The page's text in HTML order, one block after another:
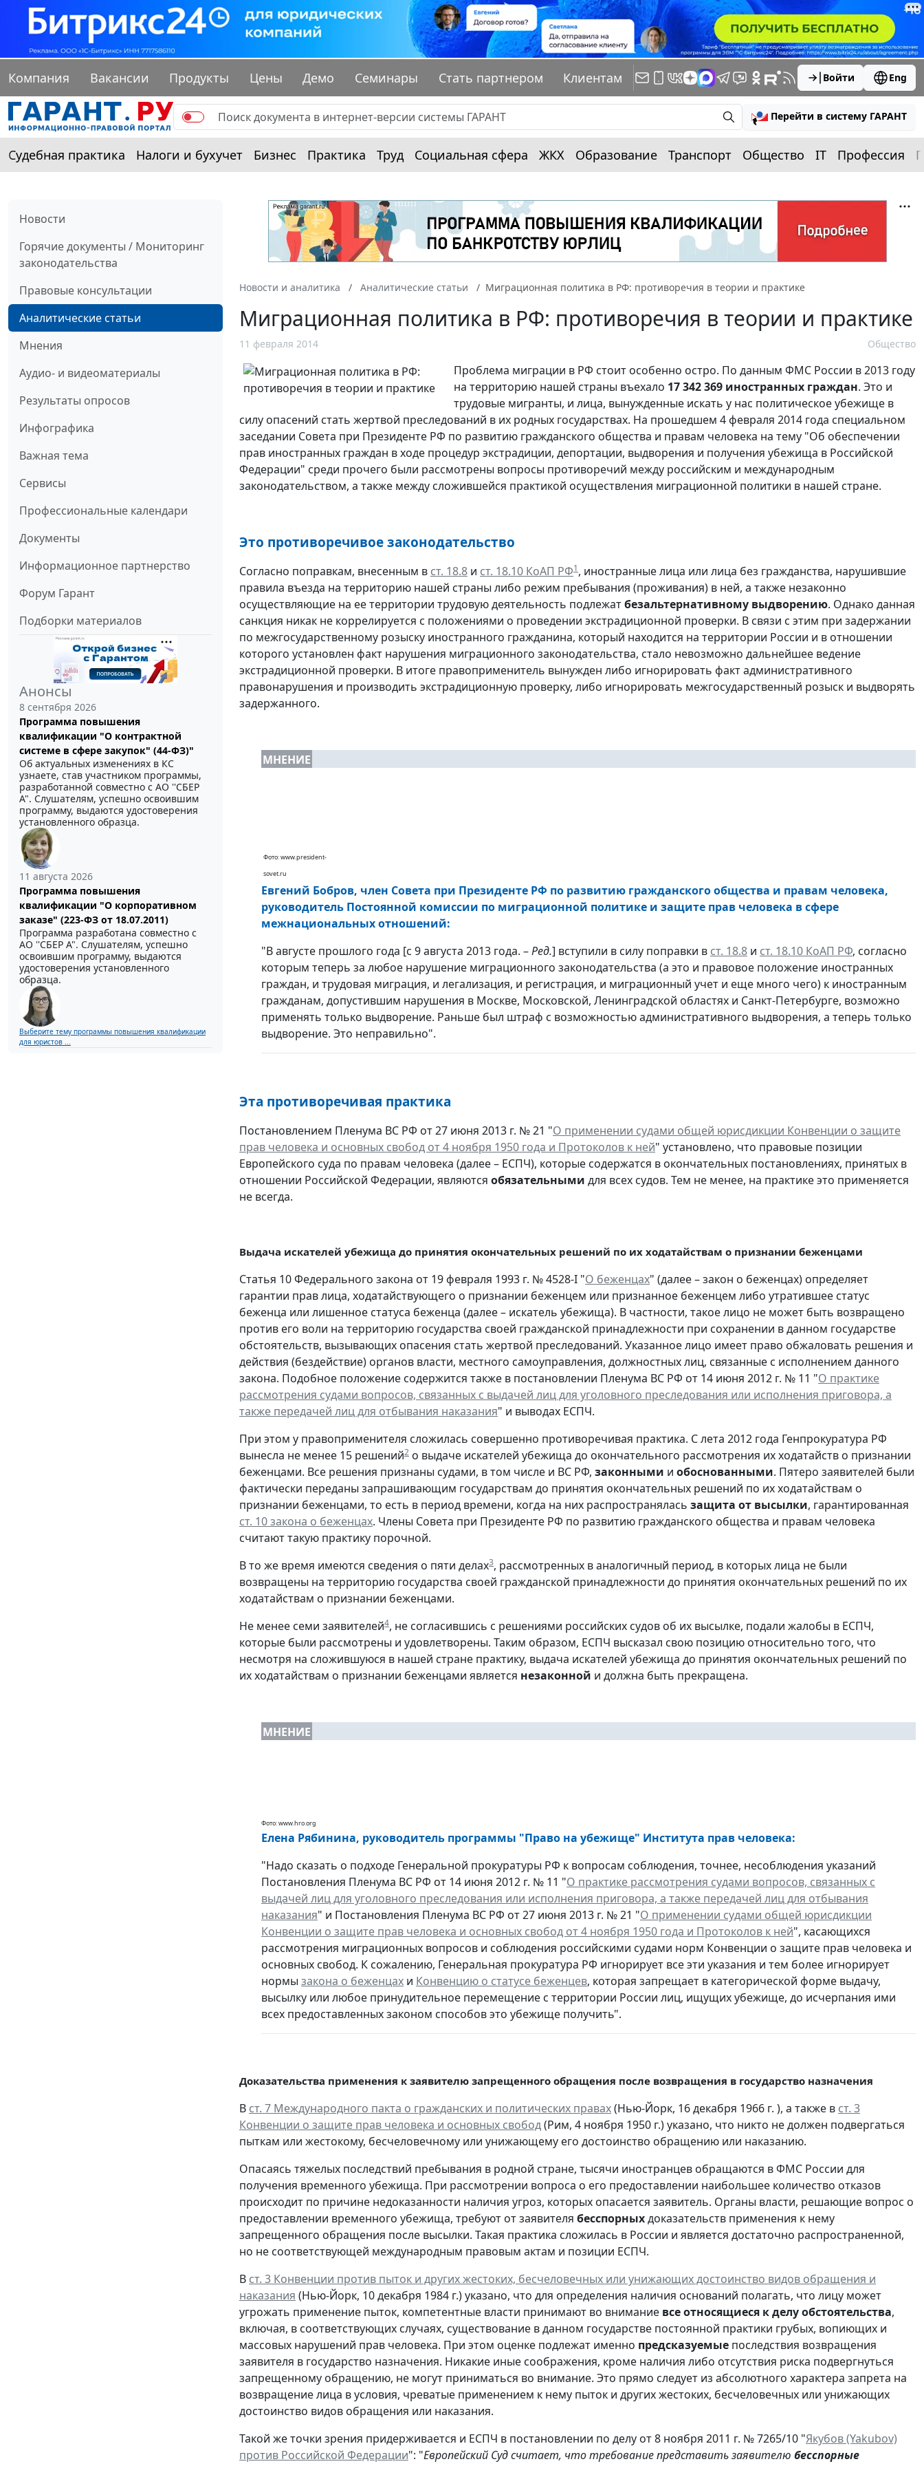
Компания Вакансии Продукты Цены Демо Семинары Стать партнером Клиентам Войти Eng
Перейти в систему ГАРАНТ
Судебная практика Налоги и бухучет Бизнес Практика Труд Социальная сфера ЖКХ Образование Транспорт Общество IT Профессия
Новости
Горячие документы / Мониторинг
законодательства
Правовые консультации
Аналитические статьи
Мнения
Аудио- и видеоматериалы
Результаты опросов
Инфографика
Важная тема
Сервисы
Профессиональные календари
Документы
Информационное партнерство
Форум Гарант
Подборки материалов
Анонсы
8 сентября 2026
Программа повышения
квалификации "О контрактной
системе в сфере закупок" (44-ФЗ)"
Об актуальных изменениях в КС
узнаете, став участником программы,
разработанной совместно с АО ''СБЕР
А". Слушателям, успешно освоившим
программу, выдаются удостоверения
установленного образца.
11 августа 2026
Программа повышения
квалификации "О корпоративном
заказе" (223-ФЗ от 18.07.2011)
Программа разработана совместно с
АО ''СБЕР А". Слушателям, успешно
освоившим программу, выдаются
удостоверения установленного
образца.
Выберите тему программы повышения квалификации
для юристов ...
Новости и аналитика Аналитические статьи Миграционная политика в РФ: противоречия в теории и практике
Миграционная политика в РФ: противоречия в теории и практике
11 февраля 2014 Общество
Проблема миграции в РФ стоит особенно остро. По данным ФМС России в 2013 году
на территорию нашей страны въехало 17 342 369 иностранных граждан. Это и
трудовые мигранты, и лица, вынужденные искать у нас политическое убежище в
силу опасений стать жертвой преследований в их родных государствах. На прошедшем 4 февраля 2014 года специальном
заседании Совета при Президенте РФ по развитию гражданского общества и правам человека на тему "Об обеспечении
прав иностранных граждан в ходе процедур экстрадиции, депортации, выдворения и получения убежища в Российской
Федерации" среди прочего были рассмотрены вопросы противоречий между российским и международным
законодательством, а также между сложившейся практикой осуществления миграционной политики в нашей стране.
Это противоречивое законодательство
Согласно поправкам, внесенным в ст. 18.8 и ст. 18.10 КоАП РФ1, иностранные лица или лица без гражданства, нарушившие
правила въезда на территорию нашей страны либо режим пребывания (проживания) в ней, а также незаконно
осуществляющие на ее территории трудовую деятельность подлежатбезальтернативному выдворению. Однако данная
санкция никак не коррелируется с положениями о проведении экстрадиционной проверки. В связи с этим при задержании
по межгосударственному розыску иностранного гражданина, который находится на территории России и в отношении
которого установлен факт нарушения миграционного законодательства, стало невозможно дальнейшее ведение
экстрадиционной проверки. В итоге правоприменитель вынужден либо игнорировать факт административного
правонарушения и производить экстрадиционную проверку, либо игнорировать межгосударственный розыск и выдворять
задержанного.
МНЕНИЕ
Фото: www.president-
sovet.ru
Евгений Бобров, член Совета при Президенте РФ по развитию гражданского общества и правам человека,
руководитель Постоянной комиссии по миграционной политике и защите прав человека в сфере
межнациональных отношений:
"В августе прошлого года [с 9 августа 2013 года. –Ред.] вступили в силу поправки в ст. 18.8 и ст. 18.10 КоАП РФ, согласно
которым теперь за любое нарушение миграционного законодательства (а это и правовое положение иностранных
граждан, и трудовая миграция, и легализация, и регистрация, и миграционный учет и еще много чего) к иностранным
гражданам, допустившим нарушения в Москве, Московской, Ленинградской областях и Санкт-Петербурге, возможно
применять только выдворение. Раньше был штраф с возможностью административного выдворения, а теперь только
выдворение. Это неправильно".
Эта противоречивая практика
Постановлением Пленума ВС РФ от 27 июня 2013 г. № 21 "О применении судами общей юрисдикции Конвенции о защите
прав человека и основных свобод от 4 ноября 1950 года и Протоколов к ней" установлено, что правовые позиции
Европейского суда по правам человека (далее – ЕСПЧ), которые содержатся в окончательных постановлениях, принятых в
отношении Российской Федерации, являются обязательными для всех судов. Тем не менее, на практике это применяется
не всегда.
Выдача искателей убежища до принятия окончательных решений по их ходатайствам о признании беженцами
Статья 10 Федерального закона от 19 февраля 1993 г. № 4528-I "О беженцах" (далее – закон о беженцах) определяет
гарантии прав лица, ходатайствующего о признании беженцем или признанное беженцем либо утратившее статус
беженца или лишенное статуса беженца (далее – искатель убежища). В частности, такое лицо не может быть возвращено
против его воли на территорию государства своей гражданской принадлежности при сохранении в данном государстве
обстоятельств, вызывающих опасения стать жертвой преследований. Указанное лицо имеет право обжаловать решения и
действия (бездействие) органов власти, местного самоуправления, должностных лиц, связанные с исполнением данного
закона. Подобное положение содержится также в постановлении Пленума ВС РФ от 14 июня 2012 г. № 11 "О практике
рассмотрения судами вопросов, связанных с выдачей лиц для уголовного преследования или исполнения приговора, а
также передачей лиц для отбывания наказания" и выводах ЕСПЧ.
При этом у правоприменителя сложилась совершенно противоречивая практика. С лета 2012 года Генпрокуратура РФ
вынесла не менее 15 решений2 о выдаче искателей убежища до окончательного рассмотрения их ходатайств о признании
беженцами. Все решения признаны судами, в том числе и ВС РФ, законными и обоснованными. Пятеро заявителей были
фактически переданы запрашивающим государствам до принятия окончательных решений по их ходатайствам о
признании беженцами, то есть в период времени, когда на них распространялась защита от высылки, гарантированная
ст. 10 закона о беженцах. Члены Совета при Президенте РФ по развитию гражданского общества и правам человека
считают такую практику порочной.
В то же время имеются сведения о пяти делах3, рассмотренных в аналогичный период, в которых лица не были
возвращены на территорию государства своей гражданской принадлежности до принятия окончательных решений по их
ходатайствам о признании беженцами.
Не менее семи заявителей4, не согласившись с решениями российских судов об их высылке, подали жалобы в ЕСПЧ,
которые были рассмотрены и удовлетворены. Таким образом, ЕСПЧ высказал свою позицию относительно того, что
несмотря на сложившуюся в нашей стране практику, выдача искателей убежища до принятия окончательных решений по
их ходатайствам о признании беженцами является незаконной и должна быть прекращена.
МНЕНИЕ
Фото: www.hro.org
Елена Рябинина, руководитель программы "Право на убежище" Института прав человека:
"Надо сказать о подходе Генеральной прокуратуры РФ к вопросам соблюдения, точнее, несоблюдения указаний
Постановления Пленума ВС РФ от 14 июня 2012 г. № 11 "О практике рассмотрения судами вопросов, связанных с
выдачей лиц для уголовного преследования или исполнения приговора, а также передачей лиц для отбывания
наказания" и Постановления Пленума ВС РФ от 27 июня 2013 г. № 21 "О применении судами общей юрисдикции
Конвенции о защите прав человека и основных свобод от 4 ноября 1950 года и Протоколов к ней", касающихся
рассмотрения миграционных вопросов и соблюдения российскими судами норм Конвенции о защите прав человека и
основных свобод. К сожалению, Генеральная прокуратура РФ игнорирует все эти указания и тем более игнорирует
нормы закона о беженцах и Конвенцию о статусе беженцев, которая запрещает в категорической форме выдачу,
высылку или любое принудительное перемещение с территории России лиц, ищущих убежище, до исчерпания ими
всех предоставленных законом способов это убежище получить".
Доказательства применения к заявителю запрещенного обращения после возвращения в государство назначения
В ст. 7 Международного пакта о гражданских и политических правах(Нью-Йорк, 16 декабря 1966 г. ), а также в ст. 3
Конвенции о защите прав человека и основных свобод(Рим, 4 ноября 1950 г.) указано, что никто не должен подвергаться
пыткам или жестокому, бесчеловечному или унижающему его достоинство обращению или наказанию.
Опасаясь тяжелых последствий пребывания в родной стране, тысячи иностранцев обращаются в ФМС России для
получения временного убежища. При рассмотрении вопроса о его предоставлении наибольшее количество отказов
происходит по причине недоказанности наличия угроз, которых опасается заявитель. Органы власти, решающие вопрос о
предоставлении временного убежища, требуют от заявителя бесспорныхдоказательств применения к нему
запрещенного обращения после высылки. Такая практика сложилась в России и является достаточно распространенной,
но не соответствующей международным правовым актам и позиции ЕСПЧ.
В ст. 3 Конвенции против пыток и других жестоких, бесчеловечных или унижающих достоинство видов обращения и
наказания (Нью-Йорк, 10 декабря 1984 г.)указано, что для определения наличия оснований полагать, что лицу может
угрожать применение пыток, компетентные власти принимают во внимание все относящиеся к делу обстоятельства,
включая, в соответствующих случаях, существование в данном государстве постоянной практики грубых, вопиющих и
массовых нарушений прав человека. При этом оценке подлежат именно предсказуемые последствия возвращения
заявителя в государство назначения. Никакие иные соображения, кроме наличия либо отсутствия риска подвергнуться
запрещенному обращению, не могут приниматься во внимание. Это прямо следует из абсолютного характера запрета на
возвращение лица в условия, чреватые применением к нему пыток и других жестоких, бесчеловечных или унижающих
достоинство видов обращения или наказания.
Такой же точки зрения придерживается и ЕСПЧ в постановлении по делу от 8 ноября 2011 г. № 7265/10 "Якубов (Yakubov)
против Российской Федерации": "Европейский Суд считает, что требование представить заявителю бесспорные